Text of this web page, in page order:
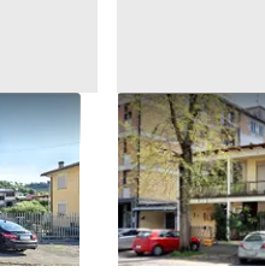
corte
Asta
esclusiva
Faenza
322.500 €
11/09/2026